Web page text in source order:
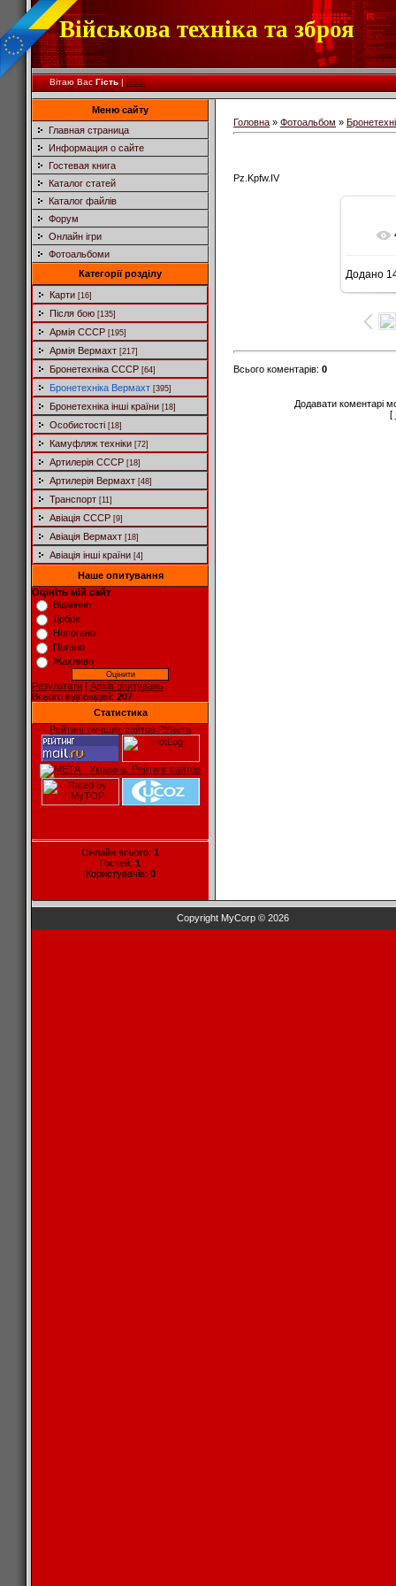
Військова техніка та зброя
Вітаю Вас Гість|RSS
Меню сайту
Главная страница
Информация о сайте
Гостевая книга
Каталог статей
Каталог файлів
Форум
Онлайн ігри
Фотоальбоми
Категорії розділу
Карти [16]
Після бою [135]
Армія СССР [195]
Армія Вермахт [217]
Бронетехніка СССР [64]
Бронетехніка Вермахт [395]
Бронетехніка інші країни [18]
Особистості [18]
Камуфляж техніки [72]
Артилерія СССР [18]
Артилерія Вермахт [48]
Транспорт [11]
Авіація СССР [9]
Авіація Вермахт [18]
Авіація інші країни [4]
Наше опитування
Оцініть мій сайт
Відмінно
Добре
Непогано
Погано
Жахливо
Результати | Архів опитувань
Всього відповідей: 207
Статистика
Рейтинг лучших сайтов РУнета
Онлайн всього: 1
Гостей: 1
Користувачів: 0
Головна » Фотоальбом »
Pz.Kpfw.IV
Додано
Всього коментарів: 0
Додавати коментарі
[
Copyright MyCorp © 2026